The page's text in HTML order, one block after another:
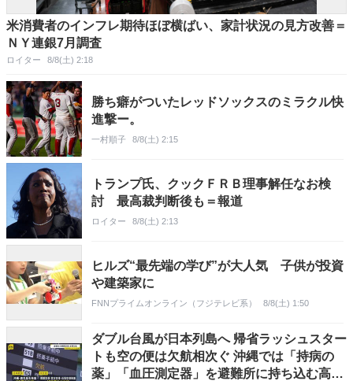
米消費者のインフレ期待ほぼ横ばい、家計状況の見方改善＝
ＮＹ連銀7月調査
ロイター 8/8(土) 2:18
勝ち癖がついたレッドソックスのミラクル快
進撃ー。
一村順子 8/8(土) 2:15
トランプ氏、クックＦＲＢ理事解任なお検
討 最高裁判断後も＝報道
ロイター 8/8(土) 2:13
ヒルズ“最先端の学び”が大人気 子供が投資
や建築家に
FNNプライムオンライン（フジテレビ系） 8/8(土) 1:50
ダブル台風が日本列島へ 帰省ラッシュスター
トも空の便は欠航相次ぐ 沖縄では「持病の
薬」「血圧測定器」を避難所に持ち込む高齢